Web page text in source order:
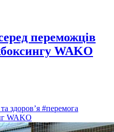
переможців
WAKO
здоров’я #перемога
WAKO